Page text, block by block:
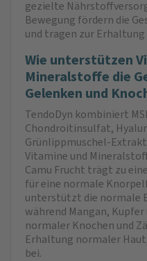
gezielte
Bewegung fördern die
und tragen zur
Wie unterstützen
Mineralstoffe die
Gelenken und
TendoDyn kombiniert
Chondroitinsulfat,
Grünlippmuschel-
Vitamine und
Camu Frucht trägt zu
für eine normale
unterstützt die normale
während Mangan,
normaler Knochen und
Erhaltung normaler
bei.